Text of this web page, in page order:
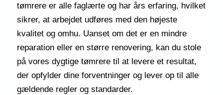
tømrere er alle faglærte og har års erfaring, hvilket
sikrer, at arbejdet udføres med den højeste
kvalitet og omhu. Uanset om det er en mindre
reparation eller en større renovering, kan du stole
på vores dygtige tømrere til at levere et resultat,
der opfylder dine forventninger og lever op til alle
gældende regler og standarder.